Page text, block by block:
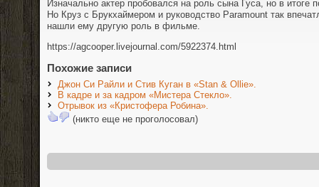
Изначально актер пробовался на роль сына Гуса, но в итоге
Но Круз с Брукхаймером и руководство Paramount так
нашли ему другую роль в фильме.
https://agcooper.livejournal.com/5922374.html
Похожие записи
Джон Си Райли и Стив Куган в «Stan & Ollie».
В кадре и за кадром «Мистера Стекло».
Отрывок из «Кристофера Робина».
(никто еще не проголосовал)